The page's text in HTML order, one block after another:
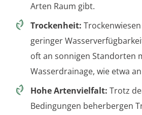
Arten Raum gibt.
Trockenheit:
geringer
oft an sonnigen Standorten
Wasserdrainage, wie etwa
Hohe Artenvielfalt: Trotz
Bedingungen beherbergen